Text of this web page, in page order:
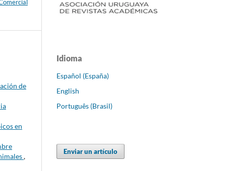
de
en
,
Idioma
Español (España)
English
Português (Brasil)
Enviar un artículo